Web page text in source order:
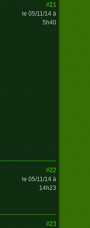
#21
le 05/11/14 à
5h40
#22
le 05/11/14 à
14h23
#23